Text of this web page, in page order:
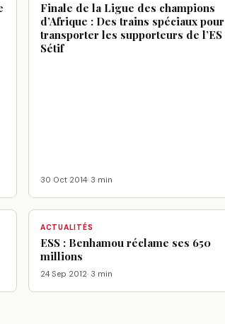
Finale de la Ligue des champions
d’Afrique : Des trains spéciaux pour
transporter les supporteurs de l’ES
Sétif
30 Oct 2014· 3 min
ACTUALITÉS
ESS : Benhamou réclame ses 650
millions
24 Sep 2012· 3 min